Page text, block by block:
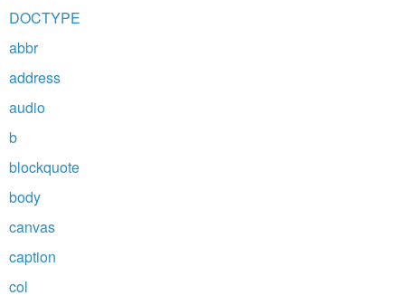
DOCTYPE
abbr
address
audio
b
blockquote
body
canvas
caption
col